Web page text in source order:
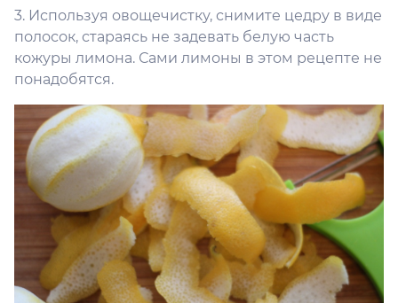
3. Используя овощечистку, снимите цедру в виде
полосок, стараясь не задевать белую часть
кожуры лимона. Сами лимоны в этом рецепте не
понадобятся.